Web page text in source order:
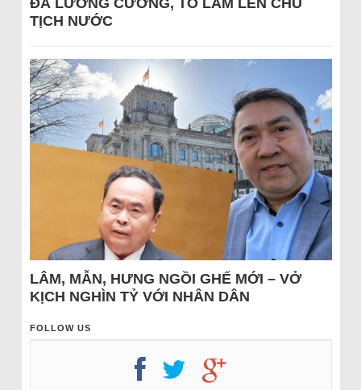
ĐÁ LƯƠNG CƯỜNG, TÔ LÂM LÊN CHỦ
TỊCH NƯỚC
LÂM, MẪN, HƯNG NGỒI GHẾ MỚI – VỞ
KỊCH NGHÌN TỶ VỚI NHÂN DÂN
FOLLOW US